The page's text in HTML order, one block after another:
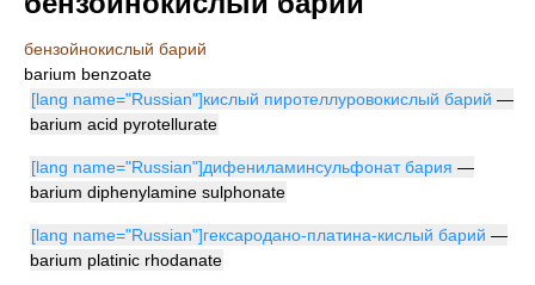
бензойнокислый барий
barium benzoate
[lang name="Russian"]кислый пиротеллуровокислый барий —
barium acid pyrotellurate
[lang name="Russian"]дифениламинсульфонат бария —
barium diphenylamine sulphonate
[lang name="Russian"]гексародано-платина-кислый барий —
barium platinic rhodanate